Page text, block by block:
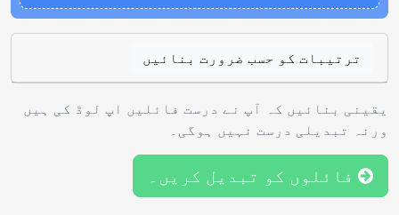
ترتیبات کو حسب ضرورت بنائیں
یقینی بنائیں کہ آپ نے درست فائلیں اپ لوڈ کی ہیں
ورنہ تبدیلی درست نہیں ہوگی۔
فائلوں کو تبدیل کریں۔